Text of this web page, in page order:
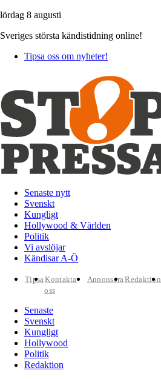
lördag 8 augusti
Sveriges största kändistidning online!
Tipsa oss om nyheter!
Senaste nytt
Svenskt
Kungligt
Hollywood & Världen
Politik
Vi avslöjar
Kändisar A-Ö
TipsaKontakta
oss
AnnonseraRedaktion
Senaste
Svenskt
Kungligt
Hollywood
Politik
Redaktion